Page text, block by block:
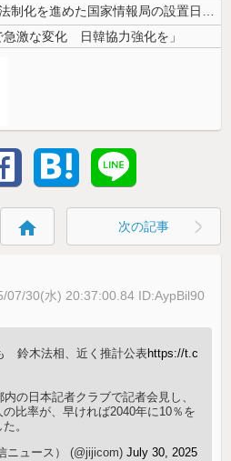
（ ´_ゝ`）中国「高市政権が法制化を進めた国家情報局の設置日が7月3...
激な変化 日韓協力強化を」
home 次の記事
07/30(水) 20:37:00.84 ID:AypBil90
鈴木法相、近く推計公表https://t.c
の日本記者クラブで記者会見し、
比率が、早ければ2040年に10％を
。
ニュース） (@jijicom)July 30, 2025